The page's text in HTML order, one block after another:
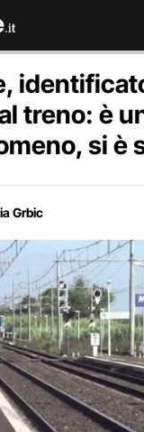
treno: è
si è
Grbic